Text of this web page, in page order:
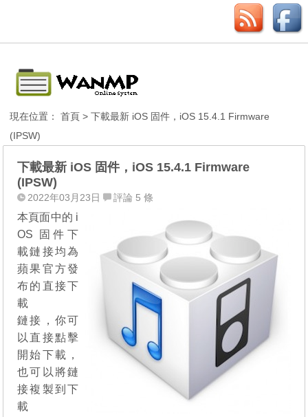
現在位置：首頁 > 下載最新 iOS 固件，iOS 15.4.1 Firmware
(IPSW)
下載最新 iOS 固件，iOS 15.4.1 Firmware
(IPSW)
2022年03月23日 評論 5 條
本頁面中的 i
OS 固件下
載鏈接均為
蘋果官方發
布的直接下
載
鏈接，你可
以直接點擊
開始下載，
也可以將鏈
接複製到下
載